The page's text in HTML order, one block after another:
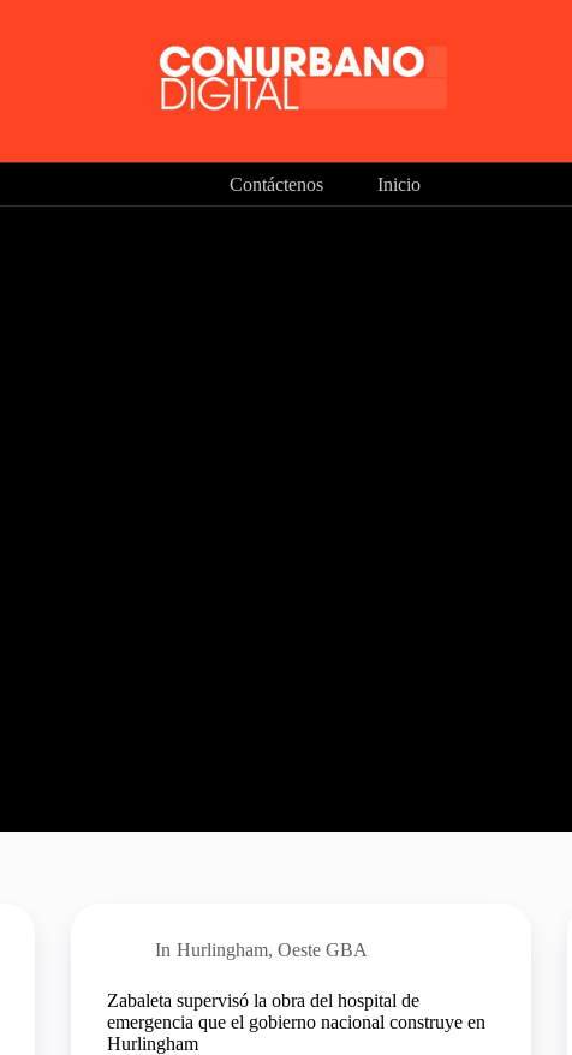
Contáctenos Inicio
In Hurlingham, Oeste GBA
Zabaleta supervisó la obra del hospital de
emergencia que el gobierno nacional construye en
Hurlingham